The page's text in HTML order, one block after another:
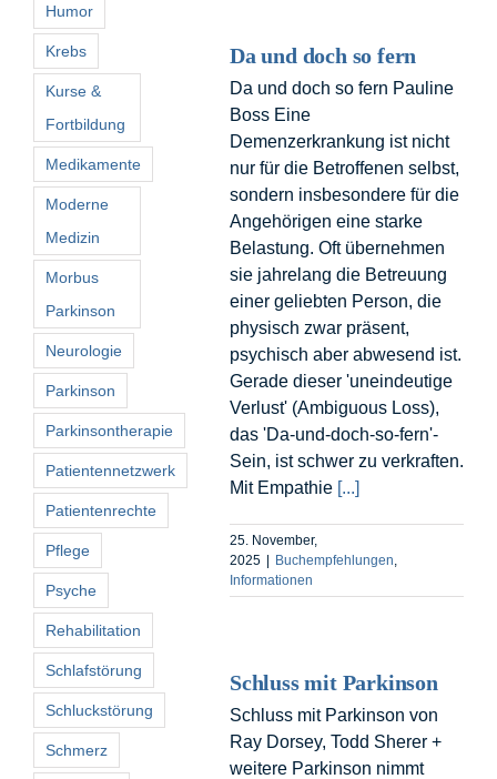
Da und doch so fern
Da und doch so fern Pauline
Boss Eine
Demenzerkrankung ist nicht
nur für die Betroffenen selbst,
sondern insbesondere für die
Angehörigen eine starke
Belastung. Oft übernehmen
sie jahrelang die Betreuung
einer geliebten Person, die
physisch zwar präsent,
psychisch aber abwesend ist.
Gerade dieser 'uneindeutige
Verlust' (Ambiguous Loss),
das 'Da-und-doch-so-fern'-
Sein, ist schwer zu verkraften.
Mit Empathie [...]
25. November,
2025
Buchempfehlungen,
Informationen
Schluss mit Parkinson
Schluss mit Parkinson von
Ray Dorsey, Todd Sherer +
weitere Parkinson nimmt
Humor
Krebs
Kurse &
Fortbildung
Medikamente
Moderne
Medizin
Morbus
Parkinson
Neurologie
Parkinson
Parkinsontherapie
Patientennetzwerk
Patientenrechte
Pflege
Psyche
Rehabilitation
Schlafstörung
Schluckstörung
Schmerz